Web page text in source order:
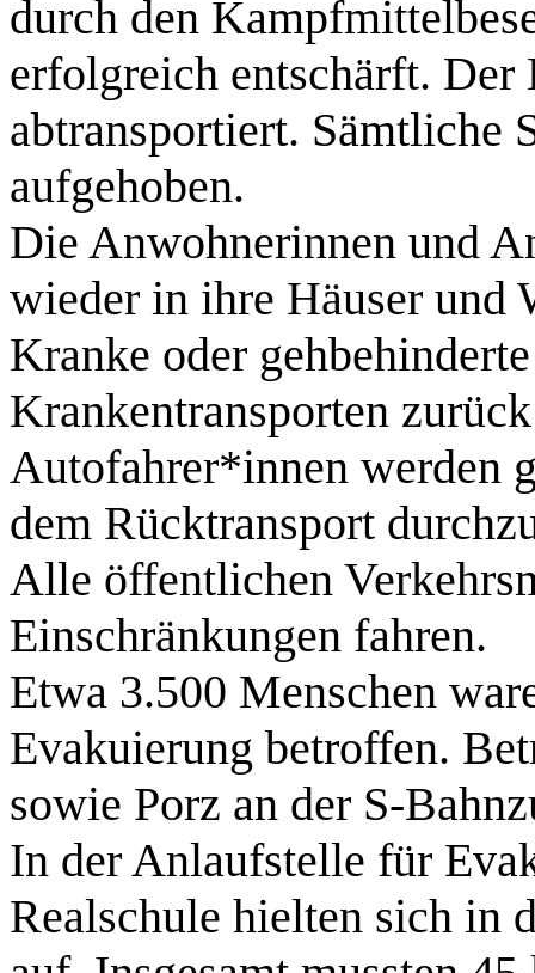
durch den
erfolgreich entschärft.
abtransportiert. Sämtliche
aufgehoben.
Die Anwohnerinnen und
wieder in ihre Häuser und
Kranke oder
Krankentransporten
Autofahrer*innen werden
dem Rücktransport
Alle öffentlichen
Einschränkungen fahren.
Etwa 3.500 Menschen
Evakuierung betroffen.
sowie Porz an der S-
In der Anlaufstelle für
Realschule hielten sich in